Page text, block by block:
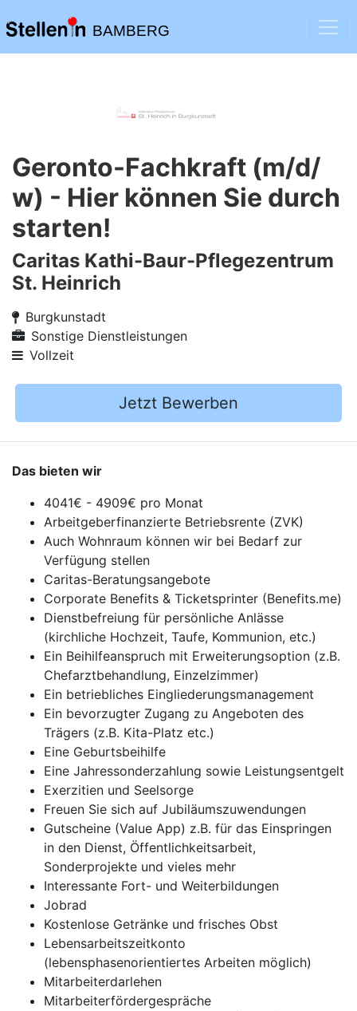
BAMBERG
Geronto-Fachkraft (m/d/
w) - Hier können Sie durch
starten!
Caritas Kathi-Baur-Pflegezentrum
St. Heinrich
Burgkunstadt
Sonstige Dienstleistungen
Vollzeit
Jetzt Bewerben
Das bieten wir
4041€ - 4909€ pro Monat
Arbeitgeberfinanzierte Betriebsrente (ZVK)
Auch Wohnraum können wir bei Bedarf zur
Verfügung stellen
Caritas-Beratungsangebote
Corporate Benefits & Ticketsprinter (Benefits.me)
Dienstbefreiung für persönliche Anlässe
(kirchliche Hochzeit, Taufe, Kommunion, etc.)
Ein Beihilfeanspruch mit Erweiterungsoption (z.B.
Chefarztbehandlung, Einzelzimmer)
Ein betriebliches Eingliederungsmanagement
Ein bevorzugter Zugang zu Angeboten des
Trägers (z.B. Kita-Platz etc.)
Eine Geburtsbeihilfe
Eine Jahressonderzahlung sowie Leistungsentgelt
Exerzitien und Seelsorge
Freuen Sie sich auf Jubiläumszuwendungen
Gutscheine (Value App) z.B. für das Einspringen
in den Dienst, Öffentlichkeitsarbeit,
Sonderprojekte und vieles mehr
Interessante Fort- und Weiterbildungen
Jobrad
Kostenlose Getränke und frisches Obst
Lebensarbeitszeitkonto
(lebensphasenorientiertes Arbeiten möglich)
Mitarbeiterdarlehen
Mitarbeiterfördergespräche